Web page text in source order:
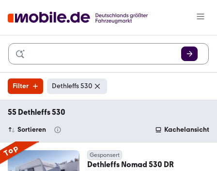
Filter Dethleffs 530
55 Dethleffs 530
Sortieren Kachelansicht
Top Gesponsert
Dethleffs Nomad 530 DR